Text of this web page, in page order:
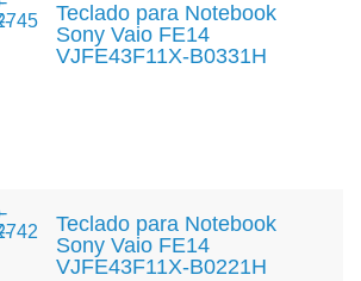
Teclado para Notebook
Sony Vaio FE14
VJFE43F11X-B0331H
Teclado para Notebook
Sony Vaio FE14
VJFE43F11X-B0221H